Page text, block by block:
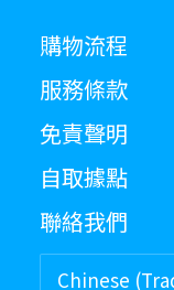
購物流程
服務條款
免責聲明
自取據點
聯絡我們